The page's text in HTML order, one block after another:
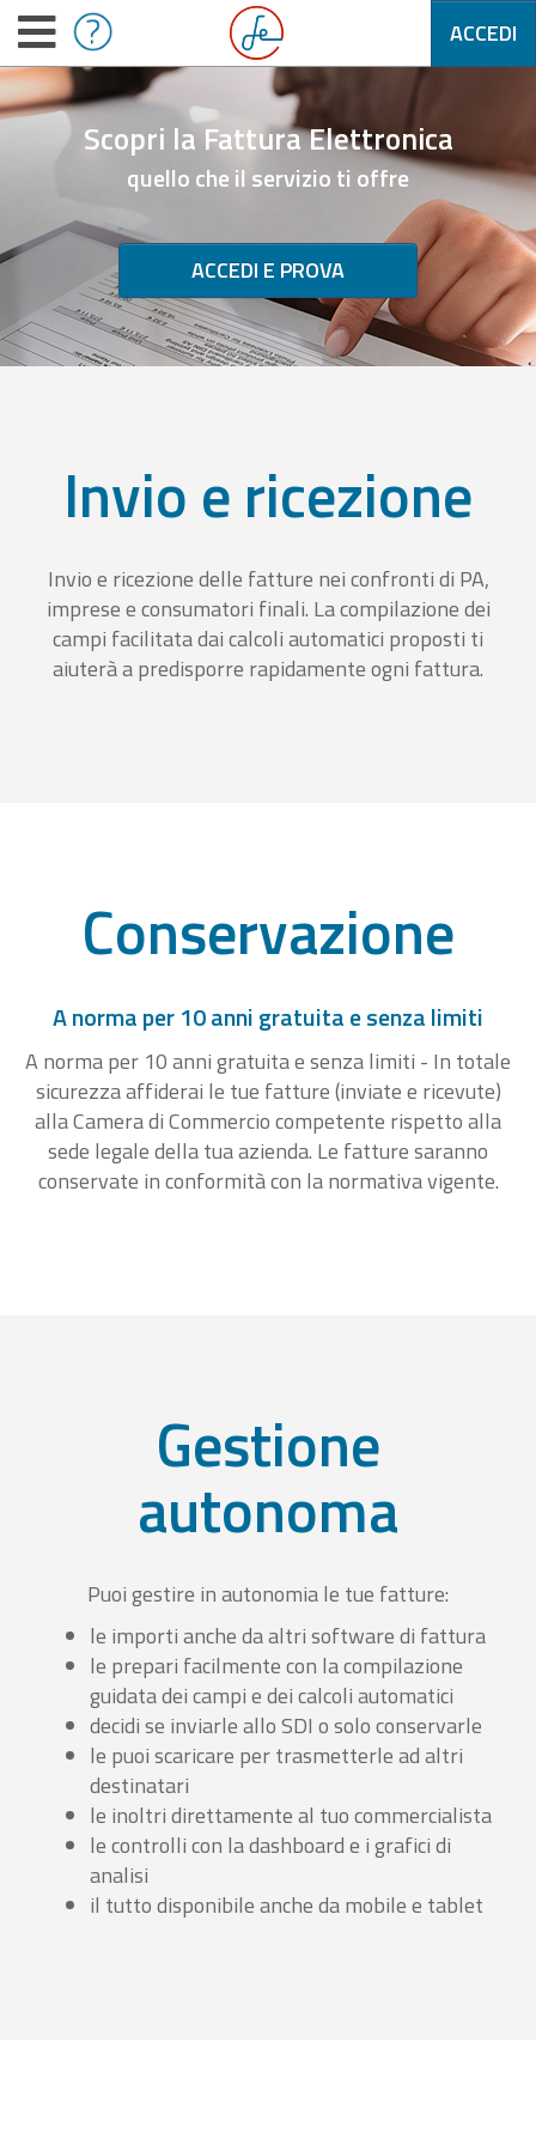
ACCEDI
Scopri la Fattura Elettronica
quello che il servizio ti offre
ACCEDI E PROVA
Invio e ricezione
Invio e ricezione delle fatture nei confronti di PA,
imprese e consumatori finali. La compilazione dei
campi facilitata dai calcoli automatici proposti ti
aiuterà a predisporre rapidamente ogni fattura.
Conservazione
A norma per 10 anni gratuita e senza limiti
A norma per 10 anni gratuita e senza limiti - In totale
sicurezza affiderai le tue fatture (inviate e ricevute)
alla Camera di Commercio competente rispetto alla
sede legale della tua azienda. Le fatture saranno
conservate in conformità con la normativa vigente.
Gestione
autonoma
Puoi gestire in autonomia le tue fatture:
le importi anche da altri software di fattura
le prepari facilmente con la compilazione
guidata dei campi e dei calcoli automatici
decidi se inviarle allo SDI o solo conservarle
le puoi scaricare per trasmetterle ad altri
destinatari
le inoltri direttamente al tuo commercialista
le controlli con la dashboard e i grafici di
analisi
il tutto disponibile anche da mobile e tablet